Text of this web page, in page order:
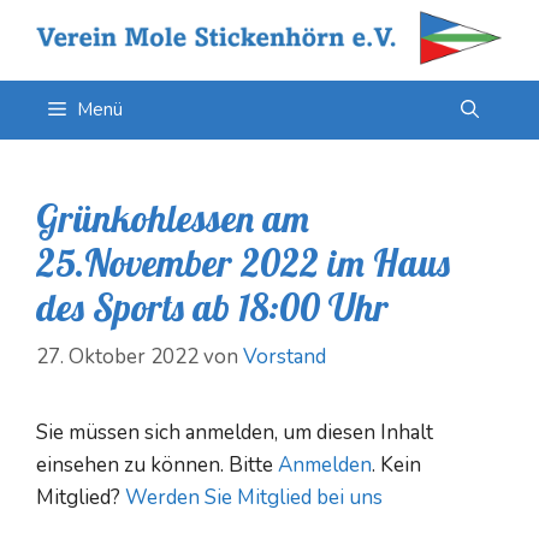
Inhalt
springen
Menü
Grünkohlessen am
25.November 2022 im Haus
des Sports ab 18:00 Uhr
27. Oktober 2022von Vorstand
Sie müssen sich anmelden, um diesen Inhalt
einsehen zu können. Bitte Anmelden. Kein
Mitglied? Werden Sie Mitglied bei uns